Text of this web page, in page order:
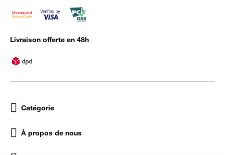
Livraison offerte en 48h
Catégorie
À propos de nous